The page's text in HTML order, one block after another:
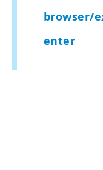
browser/
enter